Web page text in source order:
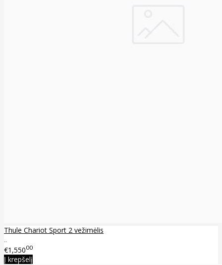
Thule Chariot Sport 2 vežimėlis
..
€1,55000
Į krepšelį